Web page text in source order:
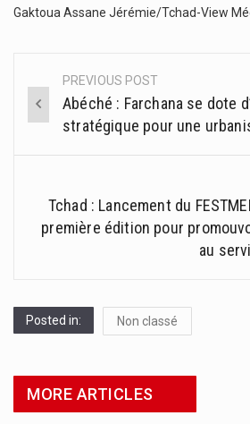
Gaktoua Assane Jérémie/Tchad-View
Post
navigation
PREVIOUS POST
Abéché : Farchana se dote
stratégique pour une
Tchad : Lancement du
première édition pour
au
Posted in: Non classé
MORE ARTICLES